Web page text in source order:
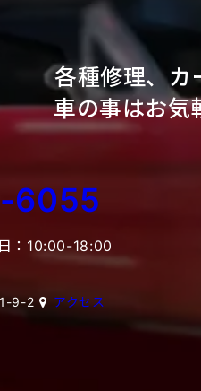
各種修理、カ
車の事はお気
6055
：10:00-18:00
9-2 アクセス